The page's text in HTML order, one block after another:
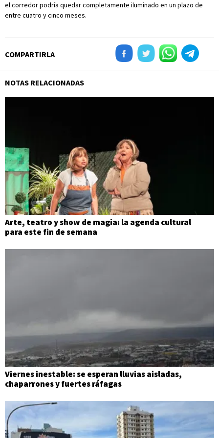
el corredor podría quedar completamente iluminado en un plazo de
entre cuatro y cinco meses.
COMPARTIRLA
NOTAS RELACIONADAS
Arte, teatro y show de magia: la agenda cultural
para este fin de semana
Viernes inestable: se esperan lluvias aisladas,
chaparrones y fuertes ráfagas